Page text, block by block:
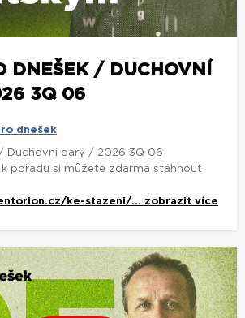
DNEŠEK / DUCHOVNÍ
3Q 06
dnešek
Duchovní dary / 2026 3Q 06
pořadu si můžete zdarma stáhnout
ke-stazeni/... zobrazit více